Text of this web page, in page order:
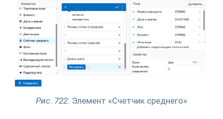
Рис. 722. Элемент «Счетчик среднего»